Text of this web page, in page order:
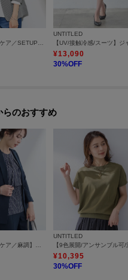
UNTITLED
¥13,090
30%OFF
らのおすすめ
UNTITLED
¥10,395
30%OFF